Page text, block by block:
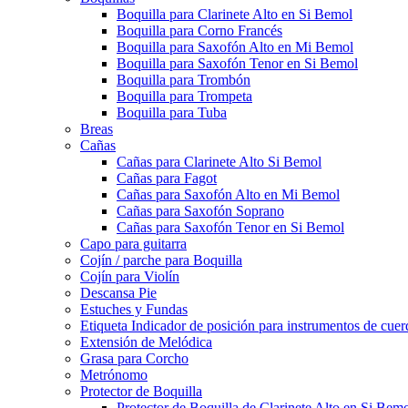
Boquilla para Clarinete Alto en Si Bemol
Boquilla para Corno Francés
Boquilla para Saxofón Alto en Mi Bemol
Boquilla para Saxofón Tenor en Si Bemol
Boquilla para Trombón
Boquilla para Trompeta
Boquilla para Tuba
Breas
Cañas
Cañas para Clarinete Alto Si Bemol
Cañas para Fagot
Cañas para Saxofón Alto en Mi Bemol
Cañas para Saxofón Soprano
Cañas para Saxofón Tenor en Si Bemol
Capo para guitarra
Cojín / parche para Boquilla
Cojín para Violín
Descansa Pie
Estuches y Fundas
Etiqueta Indicador de posición para instrumentos de
Extensión de Melódica
Grasa para Corcho
Metrónomo
Protector de Boquilla